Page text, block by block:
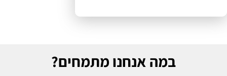
במה אנחנו מתמחים?